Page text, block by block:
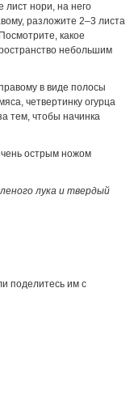
лист нори, на него
разложите 2–3 листа
какое
небольшим
в виде полосы
четвертинку огурца
тем, чтобы начинка
острым ножом
лука и твердый
поделитесь им с